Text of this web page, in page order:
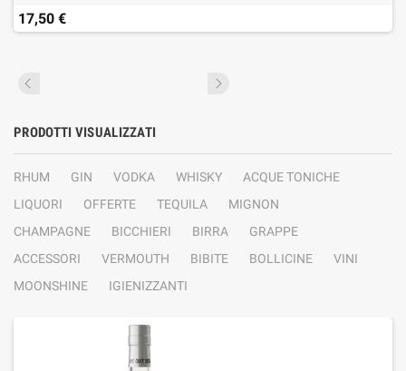
17,50 €
PRODOTTI VISUALIZZATI
RHUM GIN VODKA WHISKY
ACQUE TONICHE
LIQUORI
OFFERTE TEQUILA
MIGNON
CHAMPAGNE
BICCHIERI BIRRA
GRAPPE
ACCESSORI
VERMOUTH BIBITE BOLLICINE
VINI
MOONSHINE
IGIENIZZANTI